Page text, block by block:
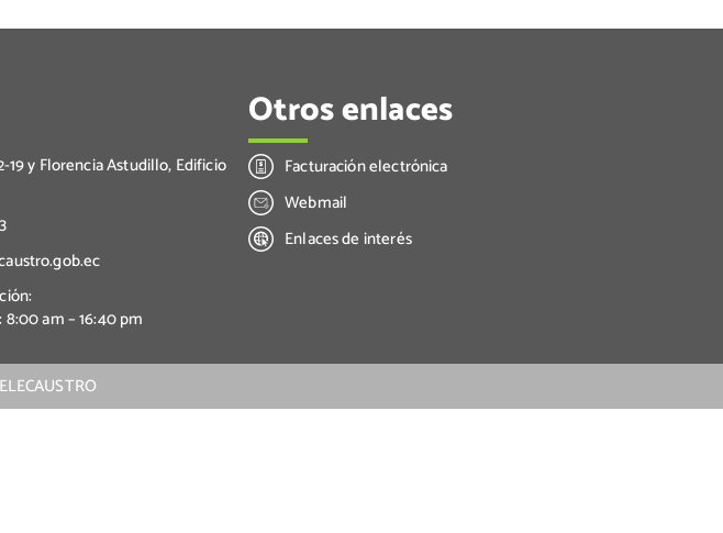
19 y Florencia Astudillo, Edificio
8:00 am – 16:40 pm
Otros enlaces
Facturación electrónica
Webmail
Enlaces de interés
ELECAUSTRO